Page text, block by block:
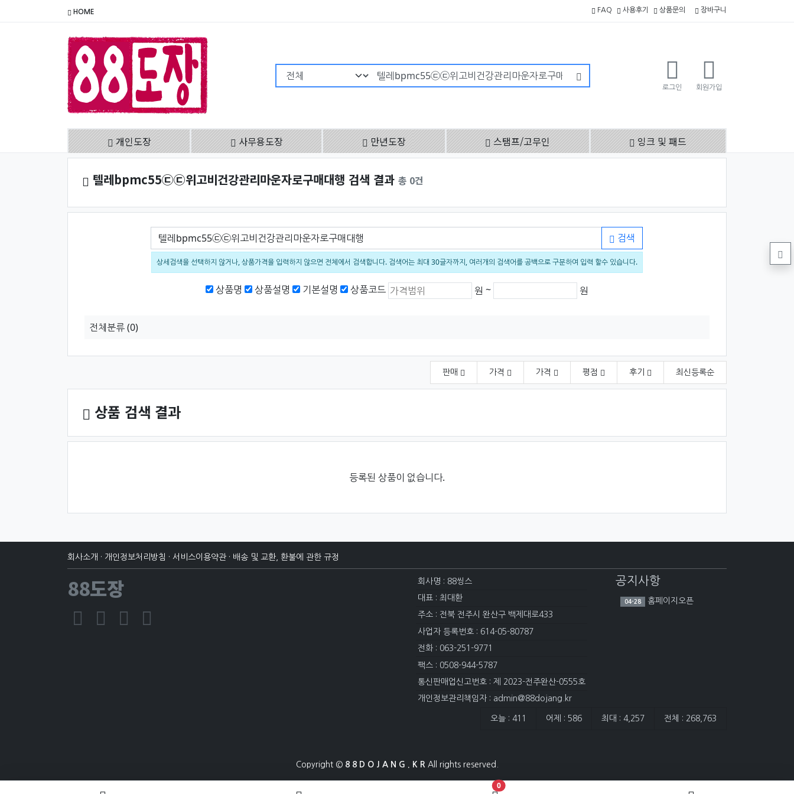
HOME FAQ 사용후기 상품문의 장바구니
검색어 필수
로그인 회원가입
개인도장 사무용도장 만년도장 스탬프/고무인 잉크 및 패드
텔레bpmc55㉢㉢위고비건강관리마운자로구매대행 검색 결과 총 0건
검색어 검색
상세검색을 선택하지 않거나, 상품가격을 입력하지 않으면 전체에서 검색합니다. 검색어는 최대 30글자까지, 여러개의 검색어를 공백으로 구분하여 입력 할수 있습니다.
검색범위
상품명 상품설명 기본설명 상품코드 상품가격 (원)
최소 가격 원 ~ 원
전체분류(0)
판매 가격 가격 평점 후기 최신 등록순
상품 검색 결과
등록된 상품이 없습니다.
회사소개 · 개인정보처리방침 · 서비스이용약관 · 배송 및 교환, 환불에 관한 규정
88도장 회사명 : 88씽스
대표 : 최대환
주소 : 전북 전주시 완산구 백제대로433
사업자 등록번호 : 614-05-80787
전화 : 063-251-9771
팩스 : 0508-944-5787
통신판매업신고번호 : 제 2023-전주완산-0555호
개인정보관리책임자 : admin@88dojang.kr
공지사항
04-28 홈페이지오픈
오늘 : 411 어제 : 586 최대 : 4,257 전체 : 268,763
Copyright © 8 8 D O J A N G . K R All rights reserved.
0장바구니 담은 개수